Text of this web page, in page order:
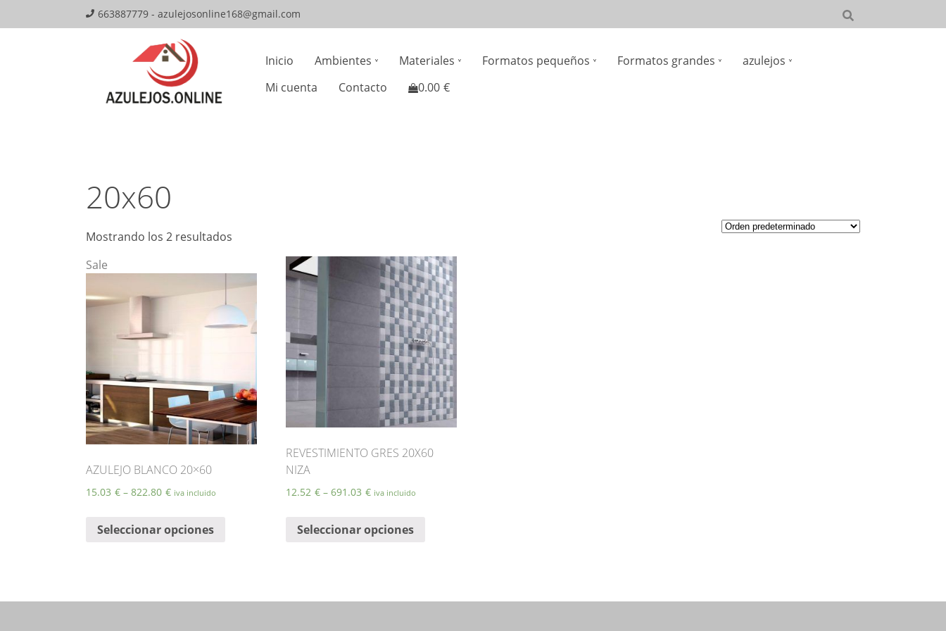
to
663887779 - azulejosonline168@gmail.com
Navigation
Inicio Ambientes Materiales Formatos pequeños Formatos grandes
azulejos
Mi cuenta
Contacto 0.00 €
20x60
Mostrando los 2 resultados
Sale
AZULEJO BLANCO 20×60
15.03 € – 822.80 € iva incluido
Seleccionar opciones
Las
REVESTIMIENTO GRES 20X60
NIZA
12.52 € –691.03 € iva incluido
Seleccionar opciones
Las